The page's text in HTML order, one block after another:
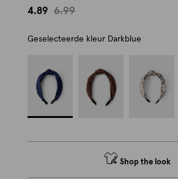
4.89 6.99
Geselecteerde kleur Darkblue
Shop the look